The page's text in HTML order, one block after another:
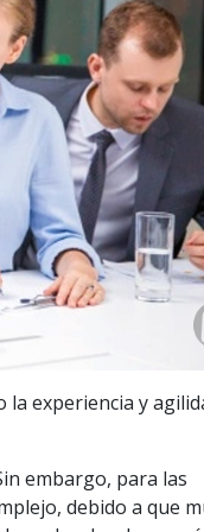
experiencia y
embargo, para las
debido a que